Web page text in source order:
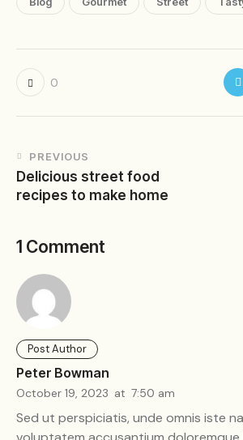
0
PREVIOUS
Delicious street food
recipes to make home
1 Comment
Post Author
Peter Bowman
October 19, 2023 at 7:50 am
Sed ut perspiciatis, unde omnis iste